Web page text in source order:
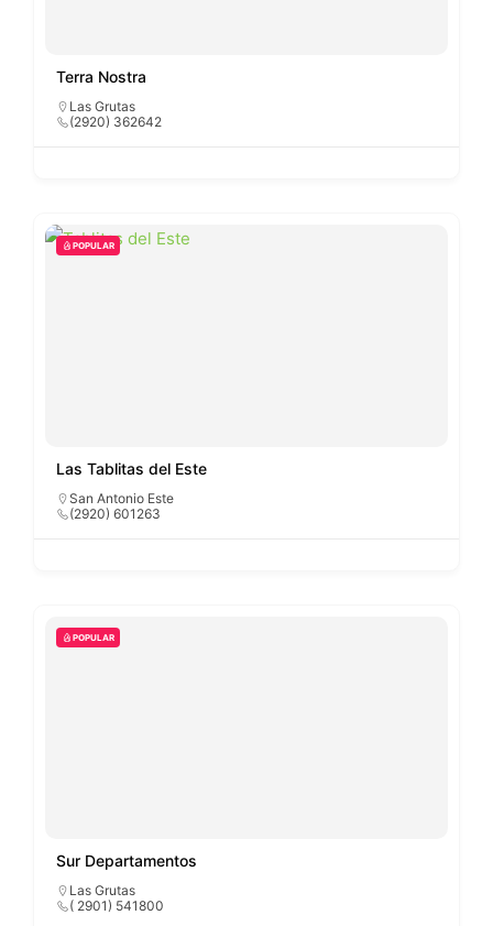
Terra Nostra
Las Grutas
(2920) 362642
POPULAR
Las Tablitas del Este
San Antonio Este
(2920) 601263
POPULAR
Sur Departamentos
Las Grutas
( 2901) 541800